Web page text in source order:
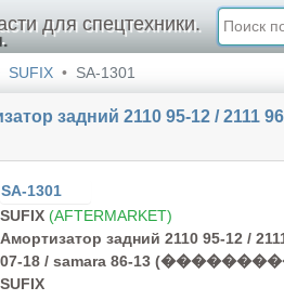
для спецтехники.
SUFIX SA-1301
задний 2110 95-12 /
SA-1301
SUFIX (AFTERMARKET)
Амортизатор задний 2110 95-12 /
07-18 / samara 86-13
SUFIX